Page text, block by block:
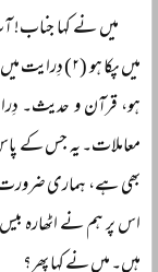
ہو، قرآن و حدیث۔
معاملات۔ یہ جس کے
بھی ہے، ہماری
اس پر ہم نے اٹھارہ